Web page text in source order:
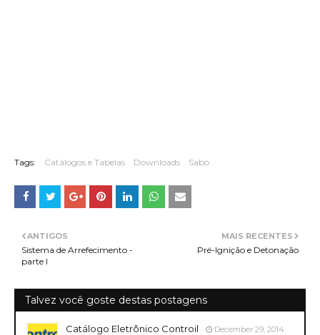
Tags: Catálogos e Tabelas Downloads Sabó
MAIS RECENTES
Pré-Ignição e Detonação
ANTIGOS
Sistema de Arrefecimento -
parte I
Talvez você goste destas postagens
Catálogo Eletrônico Controil December 29, 2014